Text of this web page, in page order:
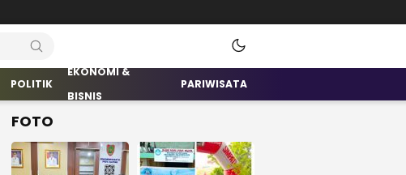
POLITIK
EKONOMI &
BISNIS
PARIWISATA
FOTO